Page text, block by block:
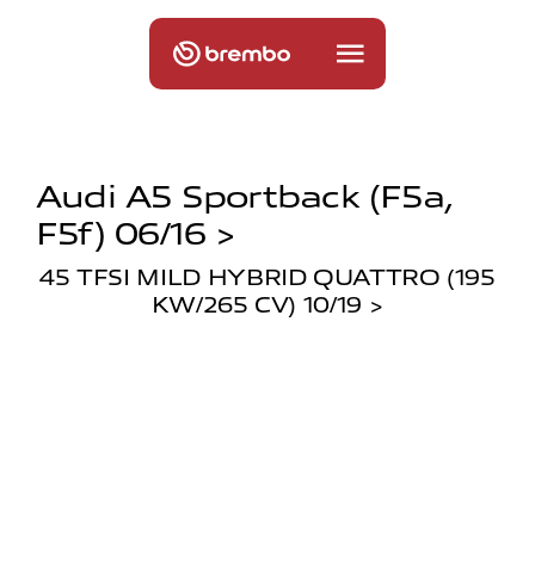
Audi A5 Sportback (f5a,
F5f) 06/16 >
45 TFSI MILD HYBRID QUATTRO (195
KW/265 CV) 10/19 >